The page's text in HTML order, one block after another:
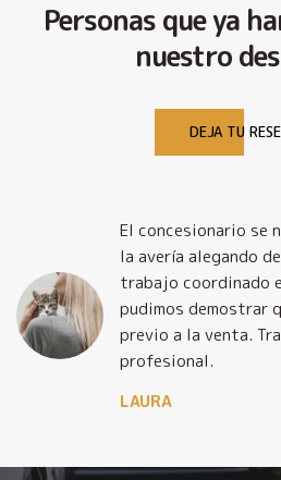
Personas que ya
nuestro
DEJA TU
El concesionario se
la avería alegando
trabajo coordinado
pudimos demostrar
previo a la venta.
profesional.
LAURA